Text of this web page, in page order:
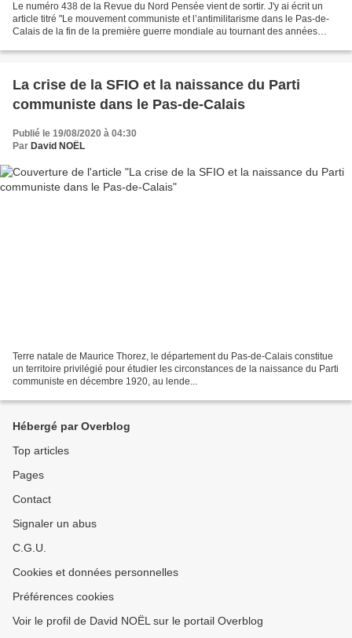
Le numéro 438 de la Revue du Nord Pensée vient de sortir. J'y ai écrit un
article titré "Le mouvement communiste et l’antimilitarisme dans le Pas-de-
Calais de la fin de la première guerre mondiale au tournant des années
La crise de la SFIO et la naissance du Parti
communiste dans le Pas-de-Calais
Publié le 19/08/2020 à 04:30
Par David NOËL
Terre natale de Maurice Thorez, le département du Pas-de-Calais constitue
un territoire privilégié pour étudier les circonstances de la naissance du Parti
communiste en décembre 1920, au lende...
Hébergé par Overblog
Top articles
Pages
Contact
Signaler un abus
C.G.U.
Cookies et données personnelles
Préférences cookies
Voir le profil de David NOËL sur le portail Overblog